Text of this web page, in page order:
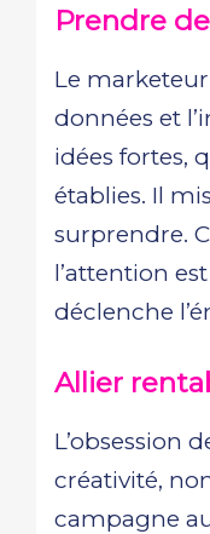
Prendre
Le
données et
idées fortes,
établies. Il
surprendre.
l’attention
déclenche
Allier
L’obsession
créativité,
campagne